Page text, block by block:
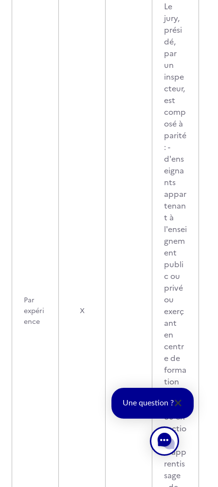
Par
expéri
ence
X
Le
jury,
prési
dé,
par
un
inspe
cteur,
est
comp
osé à
parité
: -
d'ens
eigna
nts
appar
tenan
t à
l'ensei
gnem
ent
publi
c ou
privé
ou
exerç
ant
en
centr
e de
forma
tion
rentis
ou en
sectio
n
d'app
rentis
sage
Une question ?